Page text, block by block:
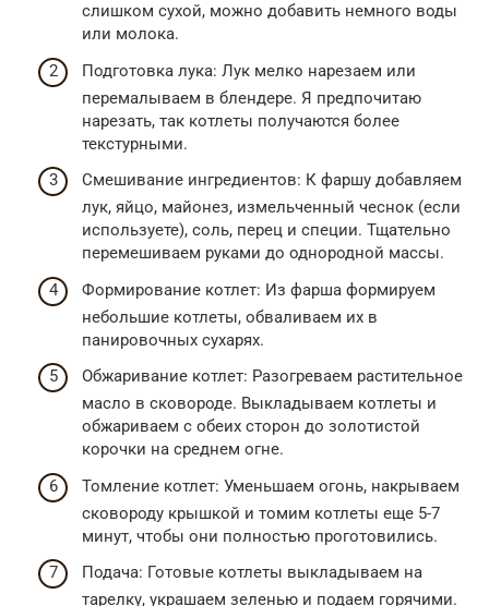
слишком сухой, можно добавить немного воды
или молока.
Подготовка лука: Лук мелко нарезаем или
перемалываем в блендере. Я предпочитаю
нарезать, так котлеты получаются более
текстурными.
Смешивание ингредиентов: К фаршу добавляем
лук, яйцо, майонез, измельченный чеснок (если
используете), соль, перец и специи. Тщательно
перемешиваем руками до однородной массы.
Формирование котлет: Из фарша формируем
небольшие котлеты, обваливаем их в
панировочных сухарях.
Обжаривание котлет: Разогреваем растительное
масло в сковороде. Выкладываем котлеты и
обжариваем с обеих сторон до золотистой
корочки на среднем огне.
Томление котлет: Уменьшаем огонь, накрываем
сковороду крышкой и томим котлеты еще 5-7
минут, чтобы они полностью проготовились.
Подача: Готовые котлеты выкладываем на
тарелку, украшаем зеленью и подаем горячими.